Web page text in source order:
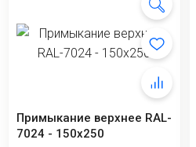
Примыкание верхнее RAL-
7024 - 150x250